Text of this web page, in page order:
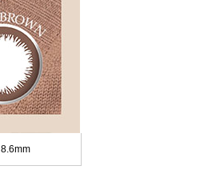
8.6mm